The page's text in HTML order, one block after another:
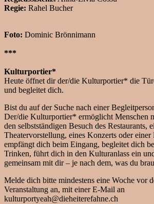
Regie: Rahel Bucher
Foto: Dominic Brönnimann
***
Kulturportier*
Heute öffnet dir der/die Kulturportier* die
und begleitet dich.
Bist du auf der Suche nach einer
Der/die Kulturportier* ermöglicht Menschen
den selbstständigen Besuch des Restaurants,
Theatervorstellung, eines Konzerts oder einer
empfängt dich beim Eingang, begleitet dich
Trinken, führt dich in den Kulturanlass ein
gemeinsam mit dir – je nach dem, was du
Melde dich bitte mindestens eine Woche vor
Veranstaltung an, mit einer E-Mail an
kulturportyeah@dieheiterefahne.ch